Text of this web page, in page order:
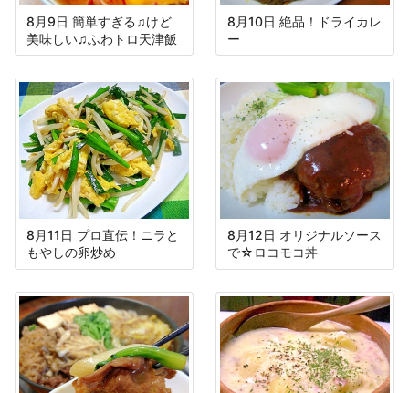
8月9日 簡単すぎる♫けど
美味しい♫ふわトロ天津飯
8月10日 絶品！ドライカレ
ー
8月11日 プロ直伝！ニラと
もやしの卵炒め
8月12日 オリジナルソース
で☆ロコモコ丼